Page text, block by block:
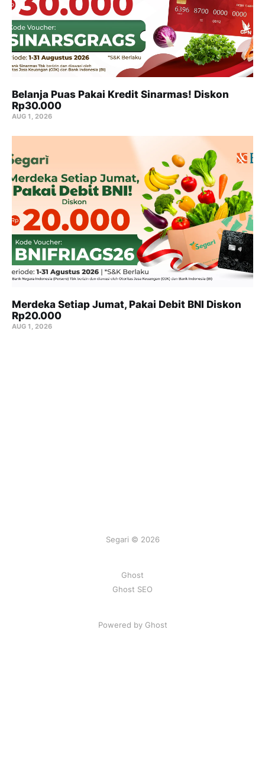
Belanja Puas Pakai Kredit Sinarmas! Diskon
Rp30.000
AUG 1, 2026
Merdeka Setiap Jumat, Pakai Debit BNI Diskon
Rp20.000
AUG 1, 2026
Segari © 2026
Ghost
Ghost SEO
Powered by Ghost